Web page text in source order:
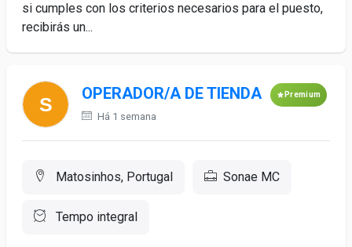
si cumples con los criterios necesarios para el puesto,
recibirás un...
OPERADOR/A DE TIENDA Premium
Há 1 semana
Matosinhos, Portugal Sonae MC
Tempo integral